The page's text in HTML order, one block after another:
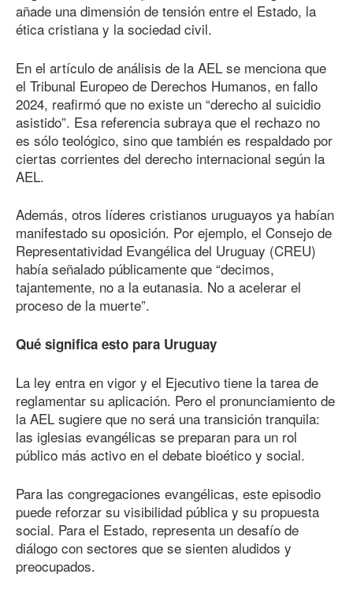
añade una dimensión de tensión entre el Estado, la
ética cristiana y la sociedad civil.
En el artículo de análisis de la AEL se menciona que
el Tribunal Europeo de Derechos Humanos, en fallo
2024, reafirmó que no existe un “derecho al suicidio
asistido”. Esa referencia subraya que el rechazo no
es sólo teológico, sino que también es respaldado por
ciertas corrientes del derecho internacional según la
AEL.
Además, otros líderes cristianos uruguayos ya habían
manifestado su oposición. Por ejemplo, el Consejo de
Representatividad Evangélica del Uruguay (CREU)
había señalado públicamente que “decimos,
tajantemente, no a la eutanasia. No a acelerar el
proceso de la muerte”.
Qué significa esto para Uruguay
La ley entra en vigor y el Ejecutivo tiene la tarea de
reglamentar su aplicación. Pero el pronunciamiento de
la AEL sugiere que no será una transición tranquila:
las iglesias evangélicas se preparan para un rol
público más activo en el debate bioético y social.
Para las congregaciones evangélicas, este episodio
puede reforzar su visibilidad pública y su propuesta
social. Para el Estado, representa un desafío de
diálogo con sectores que se sienten aludidos y
preocupados.